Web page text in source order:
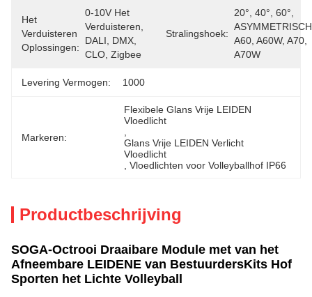
Het
Verduisteren
Oplossingen:
0-10V Het
Verduisteren,
DALI, DMX,
CLO, Zigbee
Stralingshoek:
20°, 40°, 60°,
A60, A60W, A70,
A70W
Levering Vermogen: 1000
Markeren:
Flexibele Glans Vrije LEIDEN
Vloedlicht
Glans Vrije LEIDEN Verlicht
Vloedlicht
, Vloedlichten voor Volleyballhof IP66
Productbeschrijving
SOGA-Octrooi Draaibare Module met van het
Afneembare LEIDENE van BestuurdersKits Hof
Sporten het Lichte Volleyball